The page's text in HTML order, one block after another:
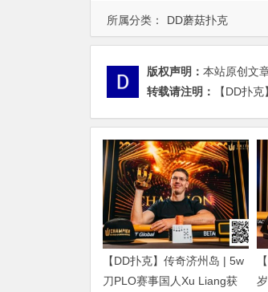
所属分类： DD蘑菇扑克
版权声明： 本站原创文
转载请注明：
【DD扑
【DD扑克】传奇济州岛 | 5w
刀PLO赛事国人Xu Liang获